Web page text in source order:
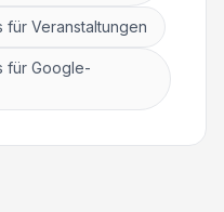
für Veranstaltungen
für Google-